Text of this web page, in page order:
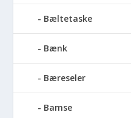
Bæltetaske
Bænk
Bæreseler
Bamse